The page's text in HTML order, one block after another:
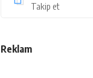
Takip et
Reklam